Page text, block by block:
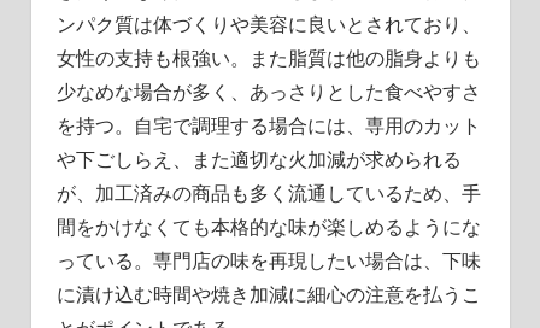
ンパク質は体づくりや美容に良いとされており、
女性の支持も根強い。また脂質は他の脂身よりも
少なめな場合が多く、あっさりとした食べやすさ
を持つ。自宅で調理する場合には、専用のカット
や下ごしらえ、また適切な火加減が求められる
が、加工済みの商品も多く流通しているため、手
間をかけなくても本格的な味が楽しめるようにな
っている。専門店の味を再現したい場合は、下味
に漬け込む時間や焼き加減に細心の注意を払うこ